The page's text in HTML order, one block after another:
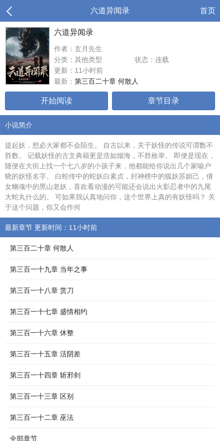
六道异闻录 首页
六道异闻录
作者：玄月先生
分类：其他类型
状态：连载
更新：11小时前
最新： 第三百二十章 何散人
开始阅读 章节目录
小说简介
提起妖，想必大家都不会陌生。 自古以来，关于妖怪的传说可谓数不
胜数。 记载妖怪的古文典籍更是浩如烟海，不胜枚举。 即便是现在，
随便在大街上找一个七八岁的小孩子来，他都能给你说出几个家喻户
晓的妖怪名字。 白蛇传中的蛇妖白素贞，封神榜中的狐妖苏妲己，倩
女幽魂中的黑山老妖，喜欢看动漫的可能还会说出火影忍者中的九尾
大蛇丸什么的。 可如果我认真地问你，这个世界上真的有妖怪吗？ 关
于这个问题，你又会作何
最新章节 更新时间：11小时前
第三百二十章 何散人
第三百一十九章 当年之事
第三百一十八章 赏刀
第三百一十七章 盛情相约
第三百一十六章 休整
第三百一十五章 活阴差
第三百一十四章 斩邪剑
第三百一十三章 区别
第三百一十二章 巫法
全部章节